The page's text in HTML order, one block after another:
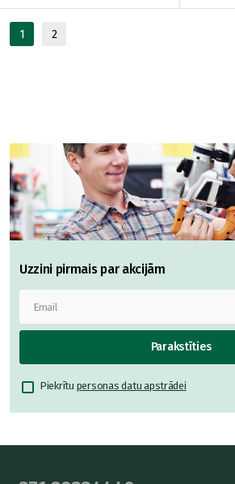
1 2
Uzzini pirmais par akcijām
Parakstīties
Piekrītu personas datu apstrādei